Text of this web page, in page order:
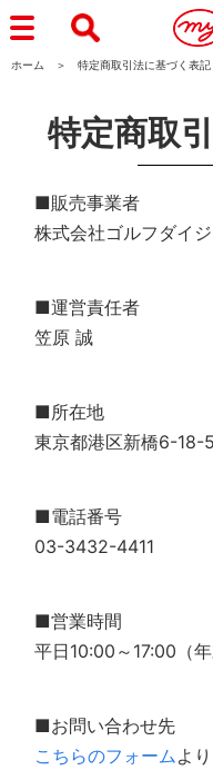
ホーム 特定商取引法に基づく表記
特定商取
■販売事業者
株式会社ゴルフダイ
■運営責任者
笠原 誠
■所在地
東京都港区新橋6-18-5
■電話番号
03-3432-4411
■営業時間
平日10:00～17:00（
■お問い合わせ先
こちらのフォームよ